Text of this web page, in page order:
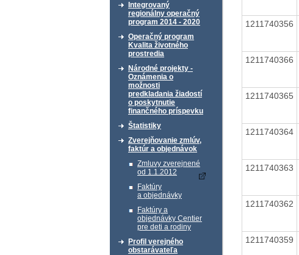
Integrovaný
regionálny operačný
program 2014 - 2020
Operačný program
Kvalita životného
prostredia
Národné projekty -
Oznámenia o
možnosti
predkladania žiadostí
o poskytnutie
finančného príspevku
Štatistiky
Zverejňovanie zmlúv,
faktúr a objednávok
Zmluvy zverejnené
od 1.1.2012
Faktúry
a objednávky
Faktúry a
objednávky Centier
pre deti a rodiny
Profil verejného
obstarávateľa
1211740356
1211740366
1211740365
1211740364
1211740363
1211740362
1211740359